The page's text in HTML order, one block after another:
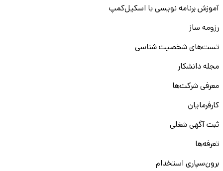
آموزش برنامه نویسی با اسکیل‌کمپ
رزومه ساز
تست‌های شخصیت شناسی
مجله دانشکار
معرفی شرکت‌ها
کارفرمایان
ثبت آگهی شغلی
تعرفه‌ها
برون‌سپاری استخدام